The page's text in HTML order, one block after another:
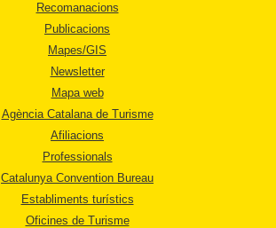
Recomanacions
Publicacions
Mapes/GIS
Newsletter
Mapa web
Agència Catalana de Turisme
Afiliacions
Professionals
Catalunya Convention Bureau
Establiments turístics
Oficines de Turisme